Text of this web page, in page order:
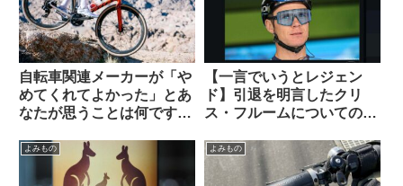
自転車関連メーカーが「や
めてくれてよかった」とあ
なたが思うことは何ですか
【一言でいうとレジェン
ド】引退を明言したクリ
ス・フルームについての海
る
よみもの よみもの